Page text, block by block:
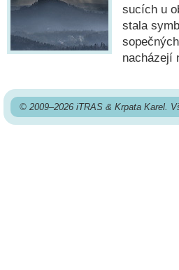
sucích u
stala
nacházejí
© 2009–2026 iTRAS & Krpata Karel.